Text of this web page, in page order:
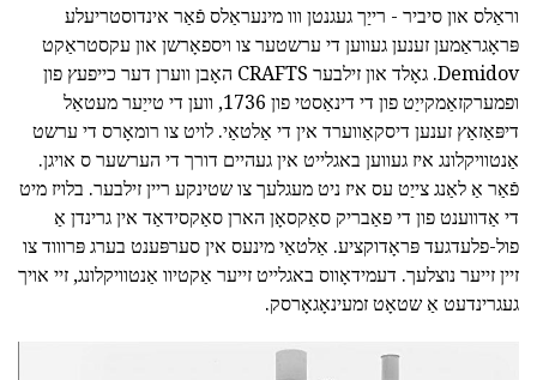
וראַלס און סיביר - רייַך געגנטן ווו מינעראַלס פֿאַר אינדוסטריעלע
פּראָגראַמען זענען געווען די ערשטער צו ויספאָרשן און עקסטראַקט
Demidov. גאָלד און זילבער CRAFTS האָבן ווערן דער כייפעץ פון
ופמערקזאַמקייַט פון די דינאַסטי פון 1736, ווען די טייַער מעטאַל
דיפּאַזאַץ זענען דיסקאַווערד אין די אַלטאַי. לויט צו רומאָרס די ערשט
אַנטוויקלונג איז געווען באגלייט אין געהיים דורך די הערשער ס אויגן.
פֿאַר אַ לאַנג צייַט עס איז ניט מעגלעך צו שטינקע ריין זילבער. בלויז מיט
די אַדווענט פון די פאַבריק סאַקסאָן הארן סאַקסידאַד אין גרינדן אַ
פול-פלעדגעד פּראָדוקציע. אַלטאַי מינעס אין סערפּענט בערג פּרוווד צו
זיין זייער נוצלעך. דעמידאָווס באגלייט זייער אַקטיוו אַנטוויקלונג, זיי אויך
געגרינדעט אַ שטאָט זמעינאָגאָרסק.